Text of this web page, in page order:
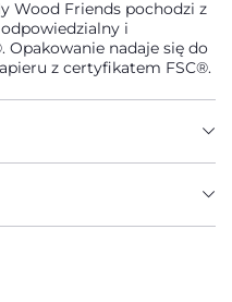
Wood Friends pochodzi z
i
Opakowanie nadaje się do
z certyfikatem FSC®.